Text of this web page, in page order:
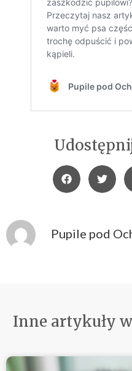
Pupile pod
Inne artykuły